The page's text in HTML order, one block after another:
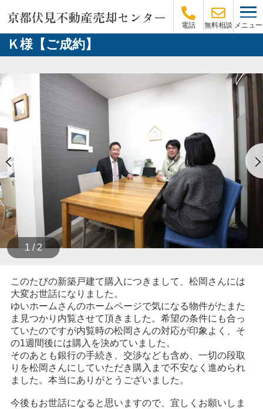
電話 無料相談 メニュー
Ｋ様【ご成約】
1 / 2
このたびの新築戸建て購入につきまして、松岡さんには
大変お世話になりました。
ゆいホームさんのホームページで気になる物件がたまた
ま見つかり内覧させて頂きました。希望の条件にも合っ
ていたのですが内覧時の松岡さんの対応が印象よく、そ
の1週間後には購入を決めていました。
そのあとも銀行の手続き、交渉なども含め、一切の段取
りを松岡さんにしていただき購入まで不安なく進められ
ました。本当にありがとうございました。
今後もお世話になると思いますので、宜しくお願いしま